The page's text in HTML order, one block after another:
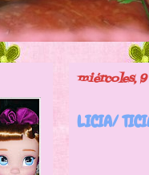
miércoles,
LICIA/